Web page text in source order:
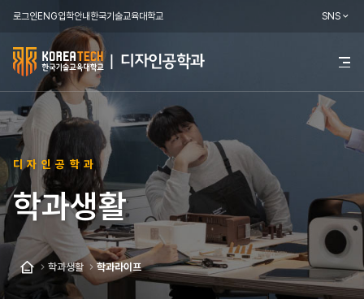
로그인ENG입학안내한국기술교육대학교 SNS
한
국
기
술
교
육
대
학
교
전
메
기
디자인공학과
학과생활
학과생활 학과라이프